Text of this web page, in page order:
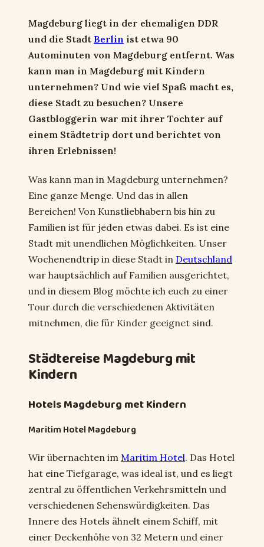
Magdeburg liegt in der ehemaligen DDR
und die Stadt Berlin ist etwa 90
Autominuten von Magdeburg entfernt. Was
kann man in Magdeburg mit Kindern
unternehmen? Und wie viel Spaß macht es,
diese Stadt zu besuchen? Unsere
Gastbloggerin war mit ihrer Tochter auf
einem Städtetrip dort und berichtet von
ihren Erlebnissen!
Was kann man in Magdeburg unternehmen?
Eine ganze Menge. Und das in allen
Bereichen! Von Kunstliebhabern bis hin zu
Familien ist für jeden etwas dabei. Es ist eine
Stadt mit unendlichen Möglichkeiten. Unser
Wochenendtrip in diese Stadt in Deutschland
war hauptsächlich auf Familien ausgerichtet,
und in diesem Blog möchte ich euch zu einer
Tour durch die verschiedenen Aktivitäten
mitnehmen, die für Kinder geeignet sind.
Städtereise Magdeburg mit
Kindern
Hotels Magdeburg met Kindern
Maritim Hotel Magdeburg
Wir übernachten im Maritim Hotel. Das Hotel
hat eine Tiefgarage, was ideal ist, und es liegt
zentral zu öffentlichen Verkehrsmitteln und
verschiedenen Sehenswürdigkeiten. Das
Innere des Hotels ähnelt einem Schiff, mit
einer Deckenhöhe von 32 Metern und einer